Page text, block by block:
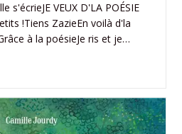
s'écrieJE VEUX D'LA POÉSIE
!Tiens ZazieEn voilà d'la
à la poésieJe ris et je…